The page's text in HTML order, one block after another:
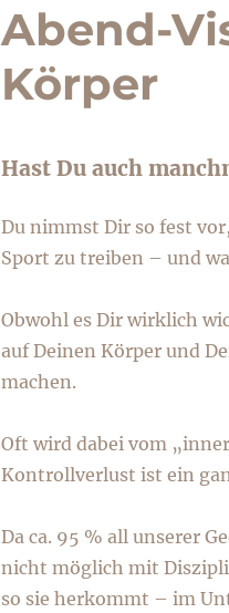
Abend-
Körper
Hast Du auch
Du nimmst Dir so fest
Sport zu treiben – und
Obwohl es Dir wirklich
auf Deinen Körper und
machen.
Oft wird dabei vom
Kontrollverlust ist ein
Da ca. 95 % all unserer
nicht möglich mit
so sie herkommt – im